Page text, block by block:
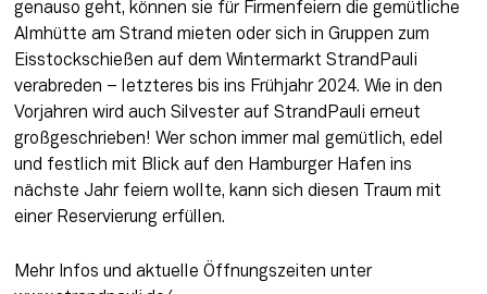
genauso geht, können sie für Firmenfeiern die gemütliche
Almhütte am Strand mieten oder sich in Gruppen zum
Eisstockschießen auf dem Wintermarkt StrandPauli
verabreden – letzteres bis ins Frühjahr 2024. Wie in den
Vorjahren wird auch Silvester auf StrandPauli erneut
großgeschrieben! Wer schon immer mal gemütlich, edel
und festlich mit Blick auf den Hamburger Hafen ins
nächste Jahr feiern wollte, kann sich diesen Traum mit
einer Reservierung erfüllen.
Mehr Infos und aktuelle Öffnungszeiten unter